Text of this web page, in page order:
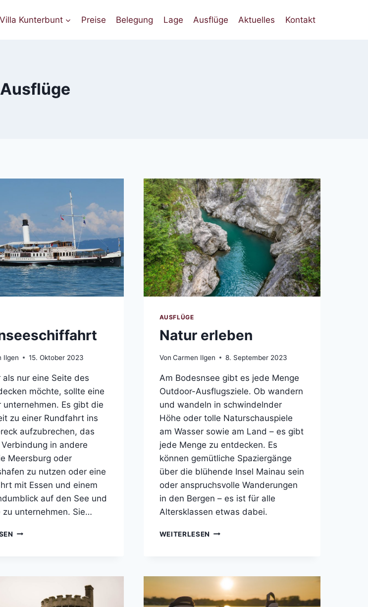
Villa Kunterbunt Preise Belegung Lage Ausflüge Aktuelles Kontakt
Ausflüge
Ilgen 15. Oktober 2023
als nur eine Seite des
möchte, sollte eine
unternehmen. Es gibt die
zu einer Rundfahrt ins
aufzubrechen, das
in andere
Meersburg oder
zu nutzen oder eine
mit Essen und einem
auf den See und
zu unternehmen. Sie…
BODENSEESCHIFFAHRT
AUSFLÜGE
Natur erleben
Von Carmen Ilgen 8. September 2023
Am Bodesnsee gibt es jede Menge
Outdoor-Ausflugsziele. Ob wandern
und wandeln in schwindelnder
Höhe oder tolle Naturschauspiele
am Wasser sowie am Land – es gibt
jede Menge zu entdecken. Es
können gemütliche Spaziergänge
über die blühende Insel Mainau sein
oder anspruchsvolle Wanderungen
in den Bergen – es ist für alle
Altersklassen etwas dabei.
WEITERLESEN NATUR